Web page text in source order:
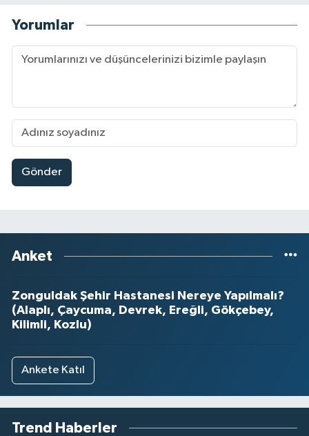
Yorumlar
Gönder
Anket
Zonguldak Şehir Hastanesi Nereye Yapılmalı?
(Alaplı, Çaycuma, Devrek, Ereğli, Gökçebey,
Kilimli, Kozlu)
Ankete Katıl
Trend Haberler